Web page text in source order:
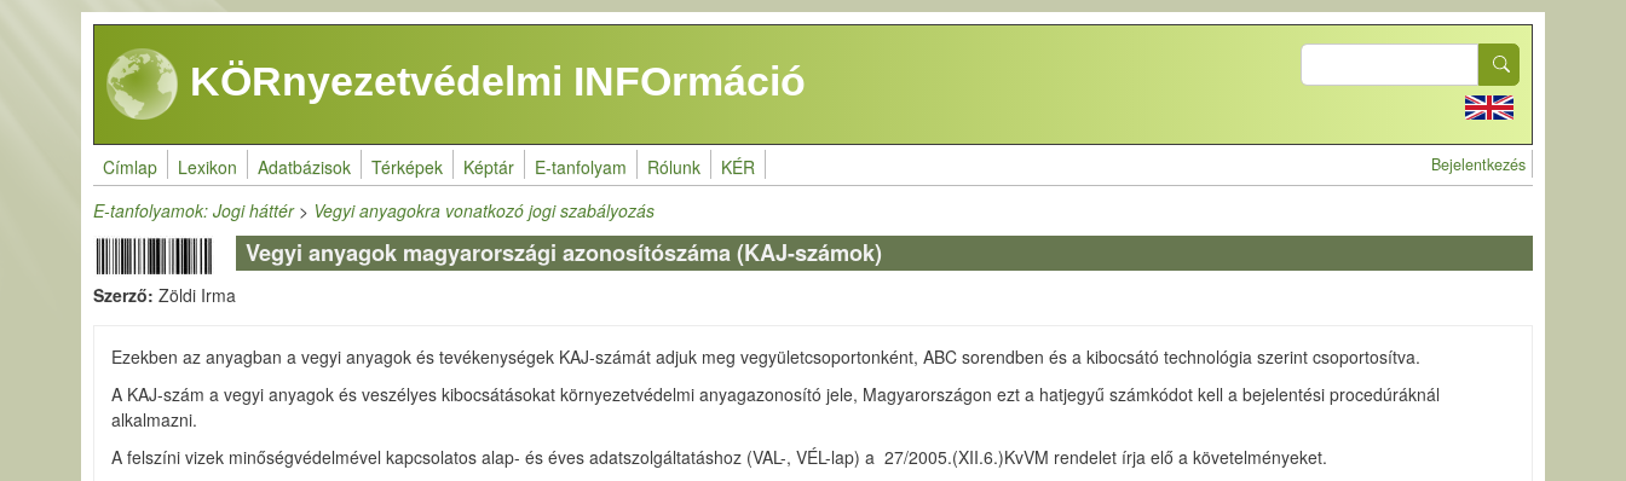
Ugrás a tartalomra
KÖRnyezetvédelmi INFOrmáció
Search
Címlap Lexikon Adatbázisok Térképek Képtár E-tanfolyam Rólunk KÉR User account
Bejelentkezés
E-tanfolyamok: Jogi háttér> Vegyi anyagokra vonatkozó jogi szabályozás
Vegyi anyagok magyarországi azonosítószáma (KAJ-számok)
Szerző:Zöldi Irma
Ezekben az anyagban a vegyi anyagok és tevékenységek KAJ-számát adjuk meg vegyületcsoportonként, ABC sorendben és a kibocsátó technológia szerint csoportosítva.
A KAJ-szám a vegyi anyagok és veszélyes kibocsátásokat környezetvédelmi anyagazonosító jele, Magyarországon ezt a hatjegyű számkódot kell a bejelentési procedúráknál
alkalmazni.
A felszíni vizek minőségvédelmével kapcsolatos alap- és éves adatszolgáltatáshoz (VAL-, VÉL-lap) a 27/2005.(XII.6.)KvVM rendelet írja elő a követelményeket.